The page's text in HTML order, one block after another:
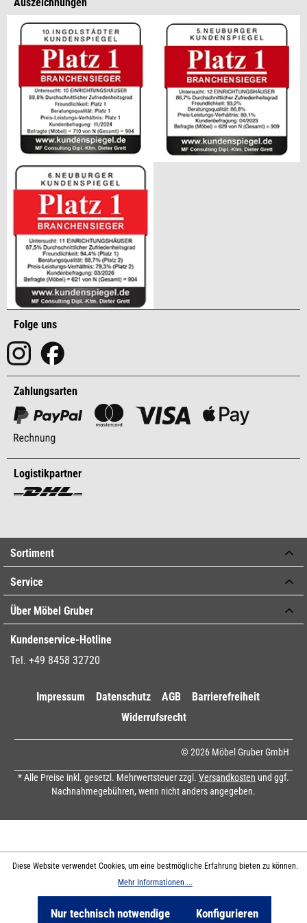
Auszeichnungen
Folge uns
Zahlungsarten
Logistikpartner
Sortiment
Service
Über Möbel Gruber
Kundenservice-Hotline
Tel. +49 8458 32720
Impressum Datenschutz AGB
Barrierefreiheit
Widerrufsrecht
© 2026 Möbel Gruber GmbH
* Alle Preise inkl. gesetzl. Mehrwertsteuer zzgl. Versandkosten und ggf.
Nachnahmegebühren, wenn nicht anders angegeben.
Diese Website verwendet Cookies, um eine bestmögliche Erfahrung bieten zu können.
Mehr Informationen ...
Nur technisch notwendige Konfigurieren